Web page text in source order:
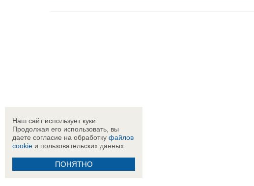
Наш сайт использует куки.
Продолжая его использовать, вы
даете согласие на обработку файлов
cookie и пользовательских данных.
ПОНЯТНО